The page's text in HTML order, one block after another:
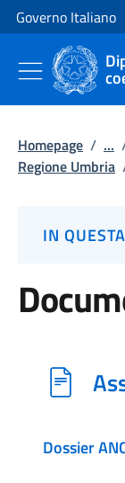
Vai al contenuto
Vai alla navigazione
Governo Italiano
Homepage / ...
Regione Umbria
IN
Dossier